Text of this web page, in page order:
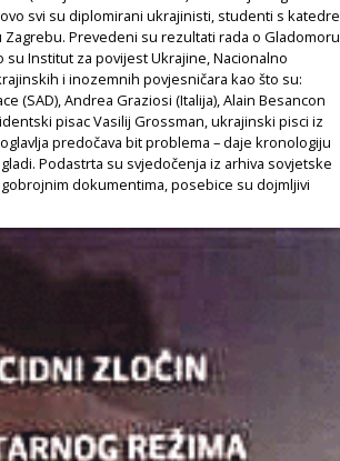
svi su diplomirani ukrajinisti, studenti s katedre
Prevedeni su rezultati rada o Gladomoru
Institut za povijest Ukrajine, Nacionalno
i inozemnih povjesničara kao što su:
(SAD), Andrea Graziosi (Italija), Alain Besancon
pisac Vasilij Grossman, ukrajinski pisci iz
predočava bit problema – daje kronologiju
Podastrta su svjedočenja iz arhiva sovjetske
dokumentima, posebice su dojmljivi